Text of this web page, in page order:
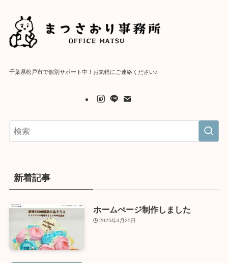
千葉県松戸市で個別サポート中！お気軽にご連絡ください♪
新着記事
ホームぺージ制作しました
2025年3月25日